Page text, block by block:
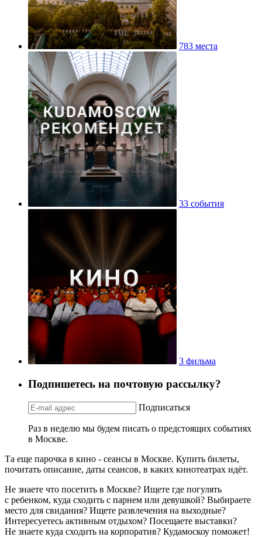
783 места
33 события
3 фильма
Подпишетесь на почтовую рассылку?
Подписаться
Раз в неделю мы будем писать о предстоящих событиях
в Москве.
Та еще парочка в кино - сеансы в Москве. Купить билеты,
почитать описание, даты сеансов, в каких кинотеатрах идёт.
Не знаете что посетить в Москве? Ищете где погулять
с ребенком, куда сходить с парнем или девушкой? Выбираете
место для свидания? Ищете развлечения на выходные?
Интересуетесь активным отдыхом? Посещаете выставки?
Не знаете куда сходить на корпоратив? Кудамоскоу поможет!